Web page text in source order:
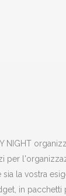
NIGHT
per
sia la vostra
in pacchetti